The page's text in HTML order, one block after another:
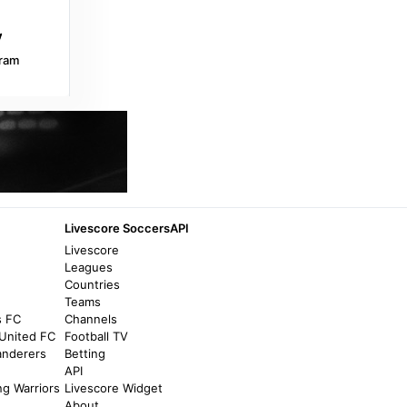
FC
FC
Warriors
Livescore SoccersAPI
Livescore
Leagues
Countries
Teams
Channels
Football TV
Betting
API
Livescore Widget